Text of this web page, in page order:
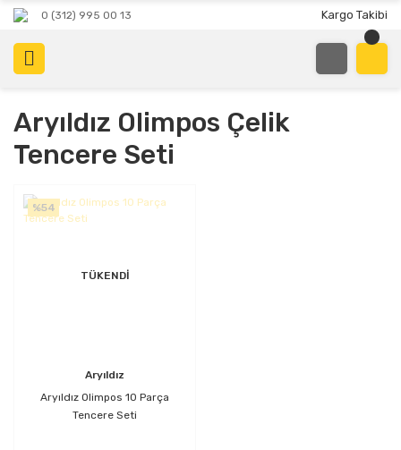
0 (312) 995 00 13 Kargo Takibi
Aryıldız Olimpos Çelik
Tencere Seti
%54
TÜKENDİ
Aryıldız
Aryıldız Olimpos 10 Parça
Tencere Seti